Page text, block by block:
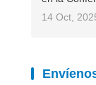
2025 de
14 Oct,